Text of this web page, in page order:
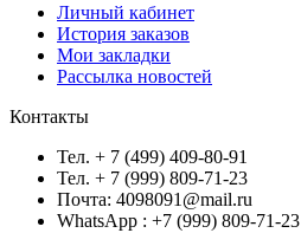
Личный кабинет
История заказов
Мои закладки
Рассылка новостей
Контакты
Тел. + 7 (499) 409-80-91
Тел. + 7 (999) 809-71-23
Почта: 4098091@mail.ru
WhatsApp : +7 (999) 809-71-23